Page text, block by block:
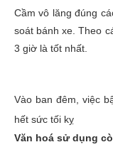
Cầm vô lăng đúng
soát bánh xe. Theo
3 giờ là tốt nhất.
Vào ban đêm, việc
hết sức tối kỵ
Văn hoá sử dụng